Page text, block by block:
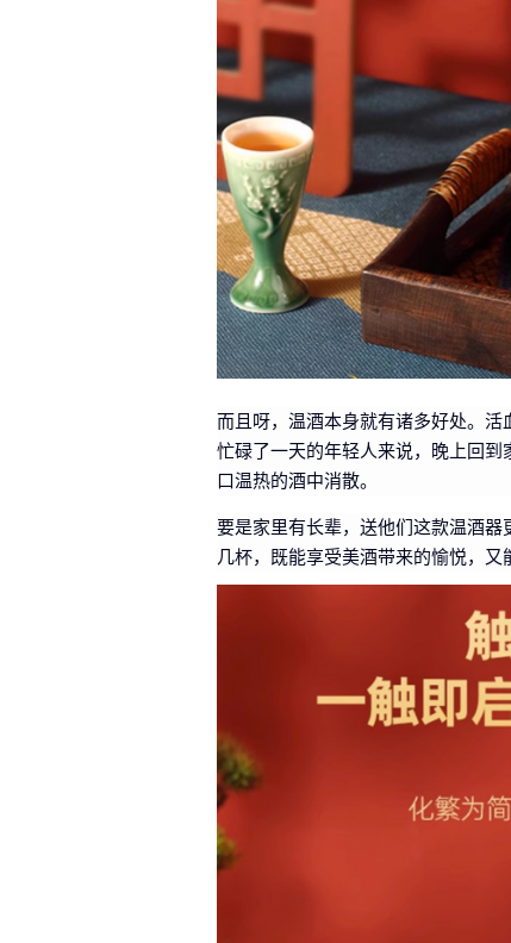
而且呀，温酒本身就有诸多好处。活
忙碌了一天的年轻人来说，晚上回到
口温热的酒中消散。
要是家里有长辈，送他们这款温酒
几杯，既能享受美酒带来的愉悦，又